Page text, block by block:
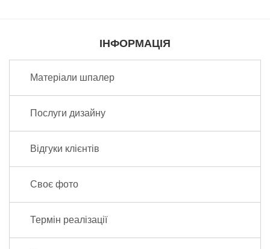
ІНФОРМАЦІЯ
Матеріали шпалер
Послуги дизайну
Відгуки клієнтів
Своє фото
Термін реалізації